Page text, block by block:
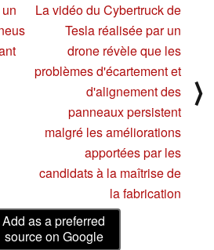
La vidéo du Cybertruck de
Tesla réalisée par un
drone révèle que les
problèmes d'écartement et
d'alignement des
panneaux persistent
malgré les améliorations
apportées par les
candidats à la maîtrise de
la fabrication
⟩
Add as a preferred
source on Google